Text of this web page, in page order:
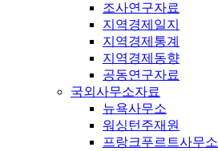
조사연구자료
지역경제일지
지역경제통계
지역경제동향
공동연구자료
국외사무소자료
뉴욕사무소
워싱턴주재원
프랑크푸르트사무소